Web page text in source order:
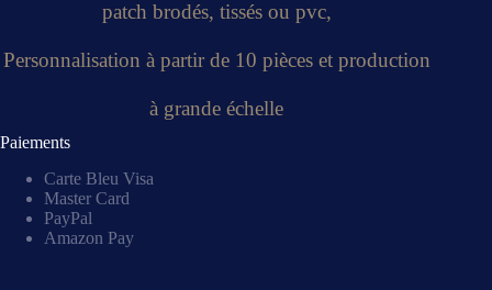
patch brodés, tissés ou pvc,
Personnalisation à partir de 10 pièces et production
à grande échelle
Paiements
Carte Bleu Visa
Master Card
PayPal
Amazon Pay